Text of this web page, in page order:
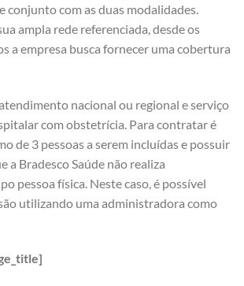
conjunto com as duas modalidades.
ampla rede referenciada, desde os
a empresa busca fornecer uma cobertura
nacional ou regional e serviço
com obstetrícia. Para contratar é
de 3 pessoas a serem incluídas e possuir
a Bradesco Saúde não realiza
pessoa física. Neste caso, é possível
utilizando uma administradora como